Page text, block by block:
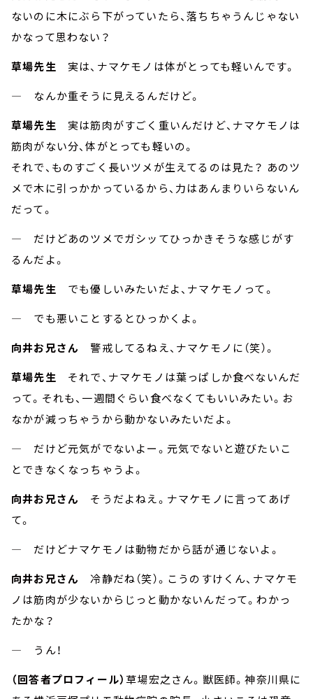
ないのに木にぶら下がっていたら、落ちちゃうんじゃない
かなって思わない？
草場先生 実は、ナマケモノは体がとっても軽いんです。
― なんか重そうに見えるんだけど。
草場先生 実は筋肉がすごく重いんだけど、ナマケモノは
筋肉がない分、体がとっても軽いの。
それで、ものすごく長いツメが生えてるのは見た？ あのツ
メで木に引っかかっているから、力はあんまりいらないん
だって。
― だけどあのツメでガシッてひっかきそうな感じがす
るんだよ。
草場先生 でも優しいみたいだよ、ナマケモノって。
― でも悪いことするとひっかくよ。
向井お兄さん
警戒してるねえ、ナマケモノに（笑）。
草場先生 それで、ナマケモノは葉っぱしか食べないんだ
って。それも、一週間ぐらい食べなくてもいいみたい。お
なかが減っちゃうから動かないみたいだよ。
― だけど元気がでないよー。元気でないと遊びたいこ
とできなくなっちゃうよ。
向井お兄さん
そうだよねえ。ナマケモノに言ってあげ
て。
― だけどナマケモノは動物だから話が通じないよ。
向井お兄さん
冷静だね（笑）。こうのすけくん、ナマケモ
ノは筋肉が少ないからじっと動かないんだって。わかっ
たかな？
― うん！
（回答者プロフィール） 草場宏之さん。獣医師。神奈川県に